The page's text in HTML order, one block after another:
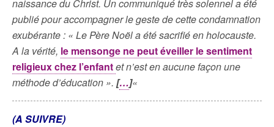
naissance du Christ. Un communiqué très solennel a été
publié pour accompagner le geste de cette condamnation
exubérante : « Le Père Noël a été sacrifié en holocauste.
A la vérité, le mensonge ne peut éveiller le sentiment
religieux chez l’enfantet n’est en aucune façon une
méthode d’éducation ». […]«
(A SUIVRE)